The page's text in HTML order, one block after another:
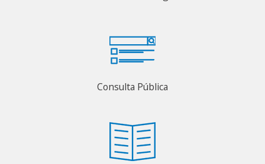
Consulta Pública